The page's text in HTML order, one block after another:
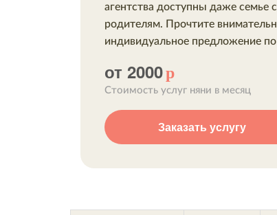
агентства доступны даже
родителям. Прочтите
индивидуальное предложение
от 2000р
Стоимость услуг няни в месяц
Заказать услугу